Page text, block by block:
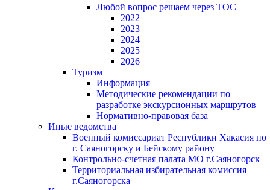
Любой вопрос решаем через ТОС
2022
2023
2024
2025
2026
Туризм
Информация
Методические рекомендации по
разработке экскурсионных маршрутов
Нормативно-правовая база
Иные ведомства
Военный комиссариат Республики Хакасия по
г. Саяногорску и Бейскому району
Контрольно-счетная палата МО г.Саяногорск
Территориальная избирательная комиссия
г.Саяногорска